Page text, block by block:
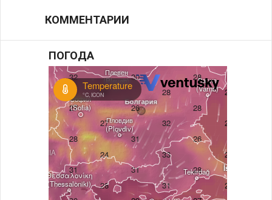
КОММЕНТАРИИ
ПОГОДА